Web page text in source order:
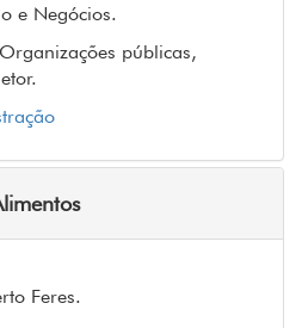
e Negócios.
Organizações públicas,
Feres.